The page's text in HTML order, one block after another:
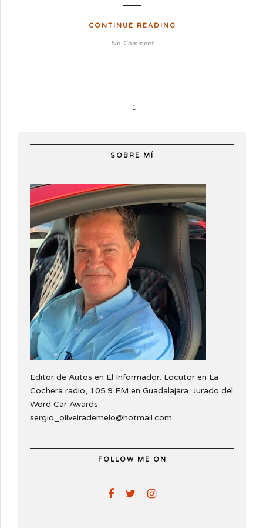
CONTINUE READING
No Comment
1
SOBRE MÍ
Editor de Autos en El Informador. Locutor en La
Cochera radio, 105.9 FM en Guadalajara. Jurado del
Word Car Awards
sergio_oliveirademelo@hotmail.com
FOLLOW ME ON